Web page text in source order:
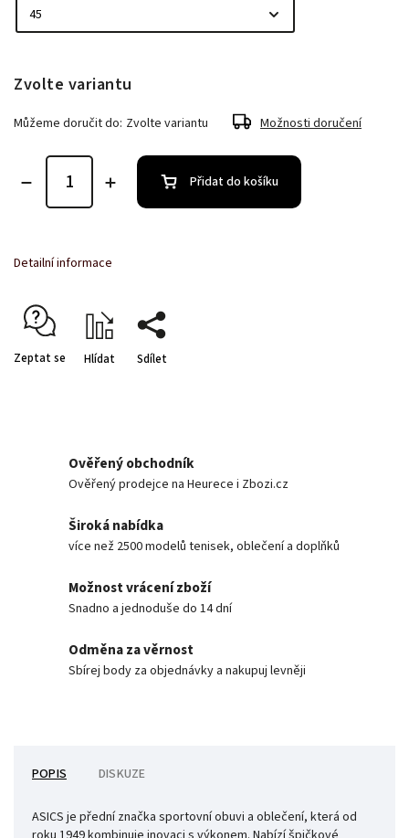
Zvolte variantu
Můžeme doručit do: Zvolte variantu Možnosti doručení
Přidat do košíku
Detailní informace
Zeptat se Hlídat Sdílet
Ověřený obchodník
Ověřený prodejce na Heurece i Zbozi.cz
Široká nabídka
více než 2500 modelů tenisek, oblečení a doplňků
Možnost vrácení zboží
Snadno a jednoduše do 14 dní
Odměna za věrnost
Sbírej body za objednávky a nakupuj levněji
POPIS DISKUZE
ASICS je přední značka sportovní obuvi a oblečení, která od